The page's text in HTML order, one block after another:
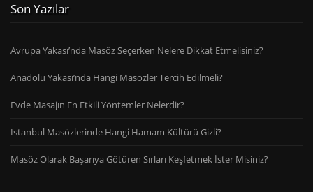
Son Yazılar
Avrupa Yakası’nda Masöz Seçerken Nelere Dikkat Etmelisiniz?
Anadolu Yakası’nda Hangi Masözler Tercih Edilmeli?
Evde Masajın En Etkili Yöntemler Nelerdir?
İstanbul Masözlerinde Hangi Hamam Kültürü Gizli?
Masöz Olarak Başarıya Götüren Sırları Keşfetmek İster Misiniz?